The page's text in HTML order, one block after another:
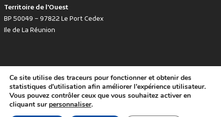
Territoire de l'Ouest
BP 50049 – 97822 Le Port Cedex
Ile de La Réunion
Développé avec favoritepar le Territoire de l'Ouest © www.tco.re -2026.
Politique de protection des données personnelles
Mentions légales
Accessibilité : non conforme
Ce site utilise des traceurs pour fonctionner et obtenir des
statistiques d'utilisation afin améliorer l'expérience utilisateur.
Vous pouvez contrôler ceux que vous souhaitez activer en
cliquant sur personnaliser.